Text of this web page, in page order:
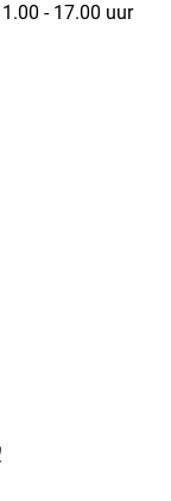
- 17.00 uur